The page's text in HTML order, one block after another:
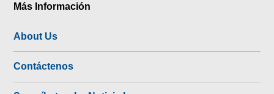
Más Información
About Us
Contáctenos